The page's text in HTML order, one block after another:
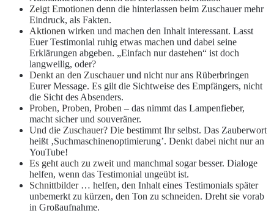
Zeigt Emotionen denn die hinterlassen beim Zuschauer mehr
Eindruck, als Fakten.
Aktionen wirken und machen den Inhalt interessant. Lasst
Euer Testimonial ruhig etwas machen und dabei seine
Erklärungen abgeben. „Einfach nur dastehen“ ist doch
langweilig, oder?
Denkt an den Zuschauerund nicht nur ans Rüberbringen
Eurer Message. Es gilt die Sichtweise des Empfängers, nicht
die Sicht des Absenders.
Proben, Proben, Proben – das nimmt das Lampenfieber,
macht sicher und souveräner.
Und die Zuschauer? Die bestimmt Ihr selbst. Das Zauberwort
heißt ‚Suchmaschinenoptimierung’. Denkt dabei nicht nur an
YouTube!
Es geht auch zu zweit und manchmal sogar besser. Dialoge
helfen, wenn das Testimonial ungeübt ist.
Schnittbilder … helfen, den Inhalt eines Testimonials später
unbemerkt zu kürzen, den Ton zu schneiden. Dreht sie vorab
in Großaufnahme.